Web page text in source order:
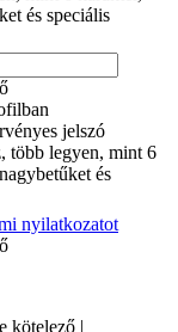
nyilatkozatot
kötelező |